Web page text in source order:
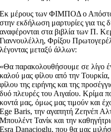
Εκ μέρους των ΦΙΜΠΟΔ ο
στην εκδήλωση μαρτυρίες για
αναφέρονται στα βιβλία των Π.
Γιαννουλέλλη, Φρίξου
λέγοντας μεταξύ άλλων:
«Θα παρακολουθήσουμε σε λίγο
καλού μας φίλου από την
φίλου της ειρήνης και της
δυό πλευρές του Αιγαίου. Κρίμα
κοντά μας, όμως μας τιμούν και
Ege Baris, την αγαπητή Ζεηνέπ
Μπουλέντ Τανίκ και την
Esra Danacioglu, που θα μας